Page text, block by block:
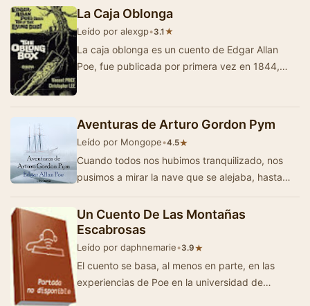
La Caja Oblonga
Leído por alexgp•3.1★
La caja oblonga es un cuento de Edgar Allan
Poe, fue publicada por primera vez en 1844,
Aventuras de Arturo Gordon Pym
Leído por Mongope•4.5★
Cuando todos nos hubimos tranquilizado, nos
pusimos a mirar la nave que se alejaba, hasta
que se perdió de vista. El tiempo empeoraba…
Un Cuento De Las Montañas
Escabrosas
Leído por daphnemarie•3.9★
El cuento se basa, al menos en parte, en las
experiencias de Poe en la universidad de